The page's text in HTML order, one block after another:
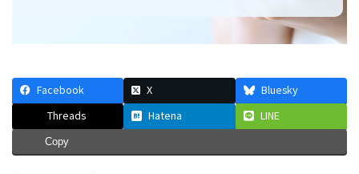
Facebook X
Bluesky
Threads
Hatena LINE
Copy